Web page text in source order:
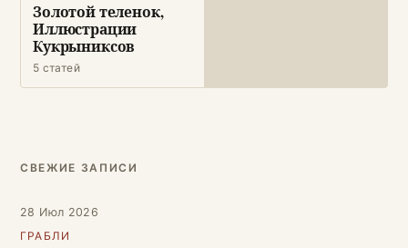
Золотой теленок,
Иллюстрации
Кукрыниксов
5 статей
СВЕЖИЕ ЗАПИСИ
28 Июл 2026
ГРАБЛИ